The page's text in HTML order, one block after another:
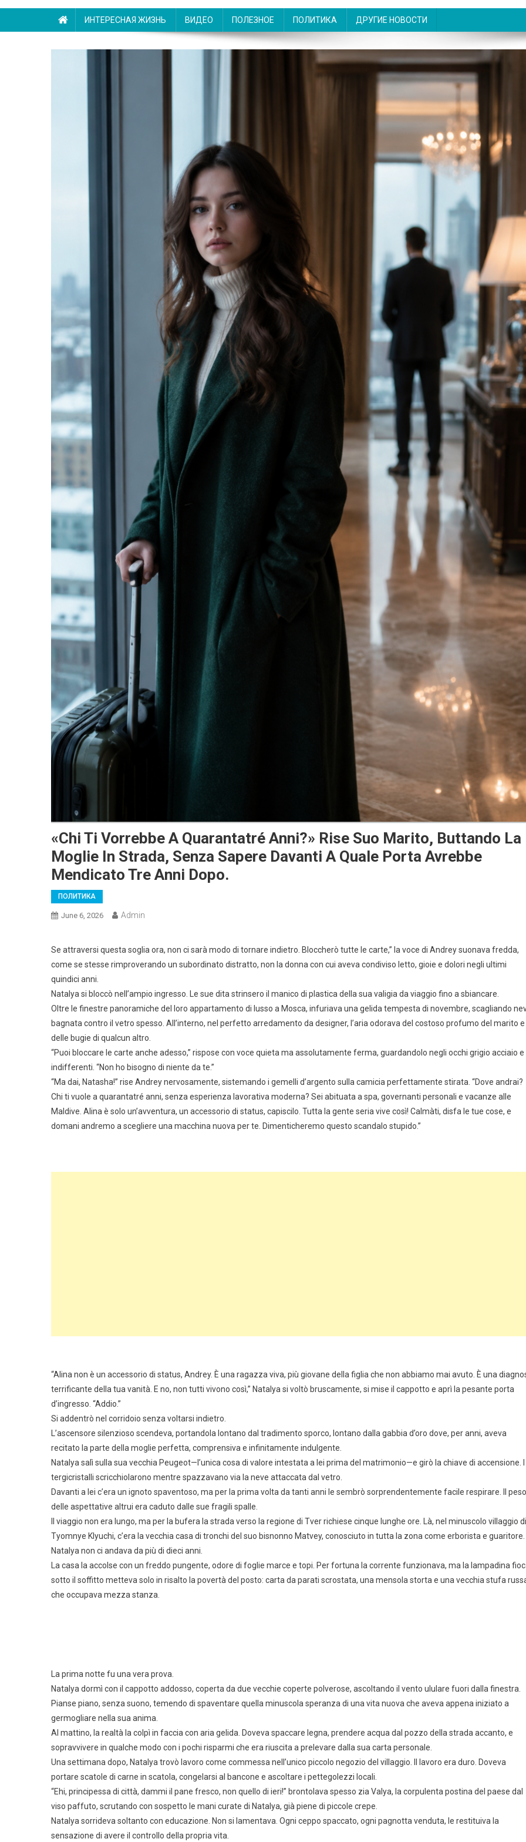
ИНТЕРЕСНАЯ ЖИЗНЬ ВИДЕО ПОЛЕЗНОЕ ПОЛИТИКА ДРУГИЕ НОВОСТИ
«Chi Ti Vorrebbe A Quarantatré Anni?» Rise Suo Marito, Buttando La
Moglie In Strada, Senza Sapere Davanti A Quale Porta Avrebbe
Mendicato Tre Anni Dopo.
ПОЛИТИКА
June 6, 2026 Admin
Se attraversi questa soglia ora, non ci sarà modo di tornare indietro. Bloccherò tutte le carte,” la voce di Andrey suonava fredda,
come se stesse rimproverando un subordinato distratto, non la donna con cui aveva condiviso letto, gioie e dolori negli ultimi
quindici anni.
Natalya si bloccò nell’ampio ingresso. Le sue dita strinsero il manico di plastica della sua valigia da viaggio fino a sbiancare.
Oltre le finestre panoramiche del loro appartamento di lusso a Mosca, infuriava una gelida tempesta di novembre, scagliando
bagnata contro il vetro spesso. All’interno, nel perfetto arredamento da designer, l’aria odorava del costoso profumo del marito e
delle bugie di qualcun altro.
“Puoi bloccare le carte anche adesso,” rispose con voce quieta ma assolutamente ferma, guardandolo negli occhi grigio acciaio e
indifferenti. “Non ho bisogno di niente da te.”
“Ma dai, Natasha!” rise Andrey nervosamente, sistemando i gemelli d’argento sulla camicia perfettamente stirata. “Dove andrai?
Chi ti vuole a quarantatré anni, senza esperienza lavorativa moderna? Sei abituata a spa, governanti personali e vacanze alle
Maldive. Alina è solo un’avventura, un accessorio di status, capiscilo. Tutta la gente seria vive così! Calmàti, disfa le tue cose, e
domani andremo a scegliere una macchina nuova per te. Dimenticheremo questo scandalo stupido.”
“Alina non è un accessorio di status, Andrey. È una ragazza viva, più giovane della figlia che non abbiamo mai avuto. È una
terrificante della tua vanità. E no, non tutti vivono così,” Natalya si voltò bruscamente, si mise il cappotto e aprì la pesante porta
d’ingresso. “Addio.”
Si addentrò nel corridoio senza voltarsi indietro.
L’ascensore silenzioso scendeva, portandola lontano dal tradimento sporco, lontano dalla gabbia d’oro dove, per anni, aveva
recitato la parte della moglie perfetta, comprensiva e infinitamente indulgente.
Natalya salì sulla sua vecchia Peugeot—l’unica cosa di valore intestata a lei prima del matrimonio—e girò la chiave di accensione. I
tergicristalli scricchiolarono mentre spazzavano via la neve attaccata dal vetro.
Davanti a lei c’era un ignoto spaventoso, ma per la prima volta da tanti anni le sembrò sorprendentemente facile respirare. Il peso
delle aspettative altrui era caduto dalle sue fragili spalle.
Il viaggio non era lungo, ma per la bufera la strada verso la regione di Tver richiese cinque lunghe ore. Là, nel minuscolo villaggio di
Tyomnye Klyuchi, c’era la vecchia casa di tronchi del suo bisnonno Matvey, conosciuto in tutta la zona come erborista e guaritore.
Natalya non ci andava da più di dieci anni.
La casa la accolse con un freddo pungente, odore di foglie marce e topi. Per fortuna la corrente funzionava, ma la lampadina
sotto il soffitto metteva solo in risalto la povertà del posto: carta da parati scrostata, una mensola storta e una vecchia stufa
che occupava mezza stanza.
La prima notte fu una vera prova.
Natalya dormì con il cappotto addosso, coperta da due vecchie coperte polverose, ascoltando il vento ululare fuori dalla finestra.
Pianse piano, senza suono, temendo di spaventare quella minuscola speranza di una vita nuova che aveva appena iniziato a
germogliare nella sua anima.
Al mattino, la realtà la colpì in faccia con aria gelida. Doveva spaccare legna, prendere acqua dal pozzo della strada accanto, e
sopravvivere in qualche modo con i pochi risparmi che era riuscita a prelevare dalla sua carta personale.
Una settimana dopo, Natalya trovò lavoro come commessa nell’unico piccolo negozio del villaggio. Il lavoro era duro. Doveva
portare scatole di carne in scatola, congelarsi al bancone e ascoltare i pettegolezzi locali.
“Ehi, principessa di città, dammi il pane fresco, non quello di ieri!” brontolava spesso zia Valya, la corpulenta postina del paese dal
viso paffuto, scrutando con sospetto le mani curate di Natalya, già piene di piccole crepe.
Natalya sorrideva soltanto con educazione. Non si lamentava. Ogni ceppo spaccato, ogni pagnotta venduta, le restituiva la
sensazione di avere il controllo della propria vita.